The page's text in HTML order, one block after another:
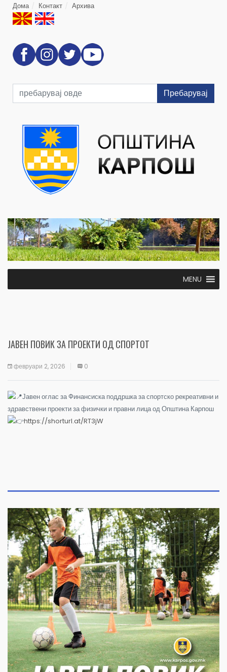
Дома Контакт Архива
Пребарувај
MENU
ЈАВЕН ПОВИК ЗА ПРОЕКТИ ОД СПОРТОТ
февруари 2, 2026 0
Јавен оглас за Финансиска поддршка за спортско рекреативни и
здравствени проекти за физички и правни лица од Општина Карпош
https://shorturl.at/RT3jW